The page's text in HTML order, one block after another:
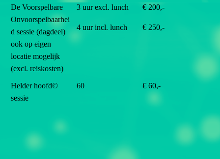
De Voorspelbare
Onvoorspelbaarhei
d sessie (dagdeel)
ook op eigen
locatie mogelijk
(excl. reiskosten)
3 uur excl. lunch
4 uur incl. lunch
€ 200,-
€ 250,-
Helder hoofd©
sessie
60 € 60,-